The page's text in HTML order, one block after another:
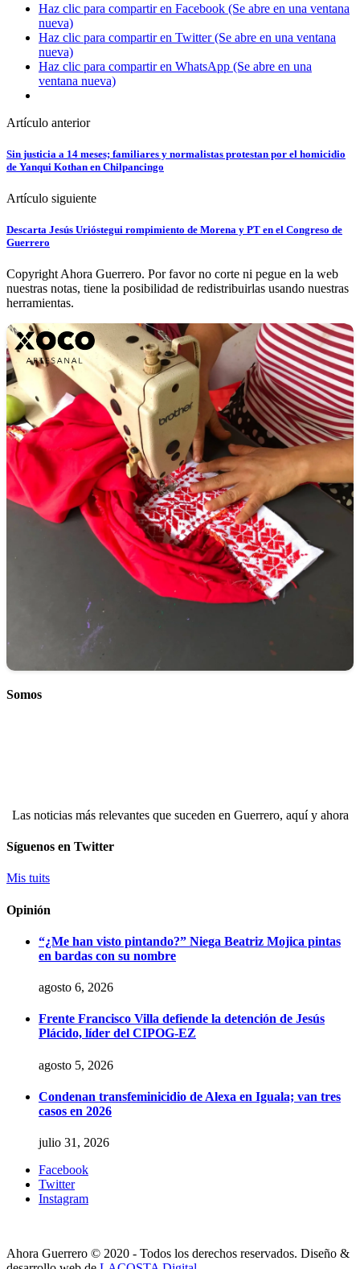
Haz clic para compartir en Facebook (Se abre en una ventana
nueva)
Haz clic para compartir en Twitter (Se abre en una ventana
nueva)
Haz clic para compartir en WhatsApp (Se abre en una
ventana nueva)
Artículo anterior
Sin justicia a 14 meses; familiares y normalistas protestan por el homicidio
de Yanqui Kothan en Chilpancingo
Artículo siguiente
Descarta Jesús Urióstegui rompimiento de Morena y PT en el Congreso de
Guerrero
Copyright Ahora Guerrero. Por favor no corte ni pegue en la web
nuestras notas, tiene la posibilidad de redistribuirlas usando nuestras
herramientas.
Somos
Las noticias más relevantes que suceden en Guerrero, aquí y ahora
Síguenos en Twitter
Mis tuits
Opinión
“¿Me han visto pintando?” Niega Beatriz Mojica pintas
en bardas con su nombre
agosto 6, 2026
Frente Francisco Villa defiende la detención de Jesús
Plácido, líder del CIPOG-EZ
agosto 5, 2026
Condenan transfeminicidio de Alexa en Iguala; van tres
casos en 2026
julio 31, 2026
Facebook
Twitter
Instagram
Ahora Guerrero © 2020 - Todos los derechos reservados. Diseño &